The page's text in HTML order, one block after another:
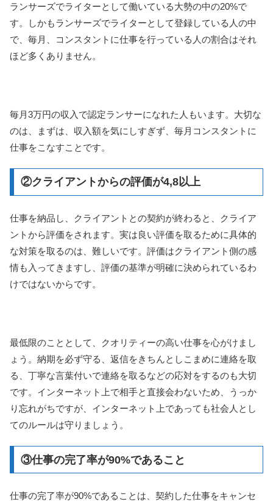
ランサーズでライターとして働いている大勢の中の20%で
す。しかもランサーズでライターとして登録している人の中
で、毎月、コンスタントに仕事を行っている人の割合はそれ
ほど多くありません。
毎月3万円の収入で認定ランサーになれた人もいます。大切な
のは、まずは、収入額を気にしすぎず、毎月コンスタントに
仕事をこなすことです。
②クライアントからの評価が4,8以上
仕事を納品し、クライアントとの契約が終わると、クライア
ントから評価をされます。実は良い評価を取るために具体的
な対策を取るのは、難しいです。評価はクライアント側の感
情も入ってきますし、評価の基準が明確に決められているわ
けではないからです。
最低限のこととして、クオリティーの高い仕事を心がけまし
ょう。納期を必ず守る、返信をきちんとしこまめに連絡を取
る、丁寧な言葉付いで連絡を取るなどの応対をするのも大切
です。インターネット上で相手と直接会わないため、うっか
り忘れがちですが、インターネット上であっても社会人とし
てのルールは守りましょう。
③仕事の完了率が90%であること
仕事の完了率が90%であることは、契約した仕事をキャンセ